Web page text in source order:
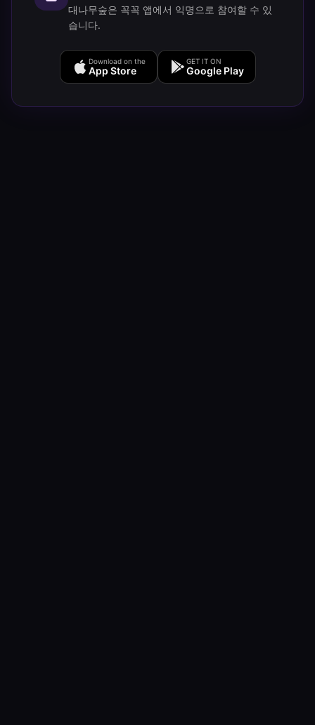
대나무숲은 꼭꼭 앱에서 익명으로 참여할 수 있
습니다.
Download on the
App Store
GET IT ON
Google Play